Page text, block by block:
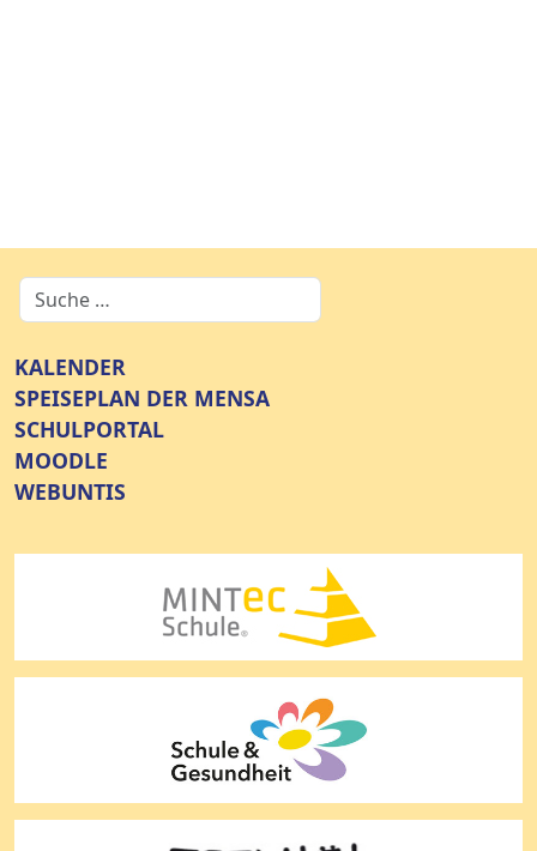
KALENDER
SPEISEPLAN DER MENSA
SCHULPORTAL
MOODLE
WEBUNTIS